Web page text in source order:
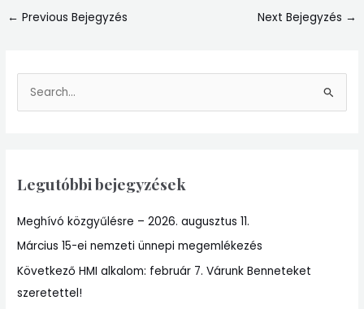
← Previous Bejegyzés Next Bejegyzés →
e
c
f
o
r
:
Legutóbbi bejegyzések
Meghívó közgyűlésre – 2026. augusztus 11.
Március 15-ei nemzeti ünnepi megemlékezés
Következő HMI alkalom: február 7. Várunk Benneteket
szeretettel!